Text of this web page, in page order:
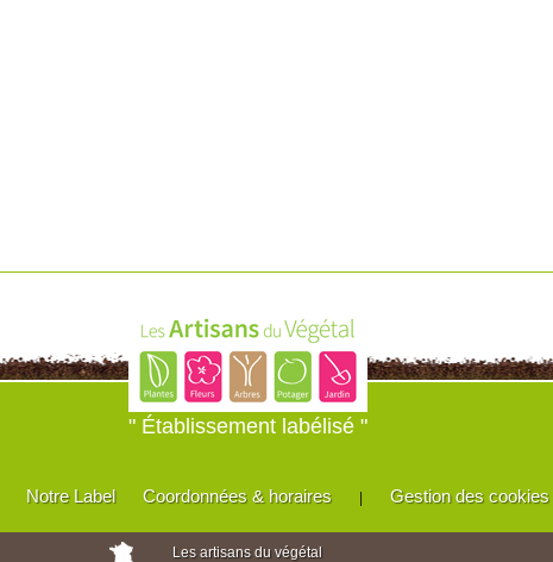
" Établissement labélisé "
Notre Label Coordonnées & horaires Gestion des cookies
Les artisans du végétal